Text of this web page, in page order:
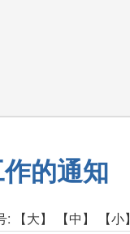
的通知
: 【大】 【中】 【小】